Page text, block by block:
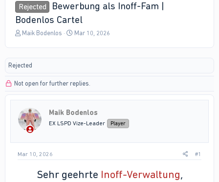
Rejected
Bewerbung als Inoff-Fam |
Bodenlos Cartel
T
a
s
t
r
t
e
Maik Bodenlos
S
a
t
Mar 10, 2026
Rejected
Not open for further replies.
Maik Bodenlos
EX LSPD Vize-Leader Player
Mar 10, 2026 #1
Sehr geehrte Inoff-Verwaltung,